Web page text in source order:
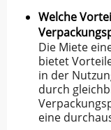
Welche
Die Miete
bietet
in der
durch
eine